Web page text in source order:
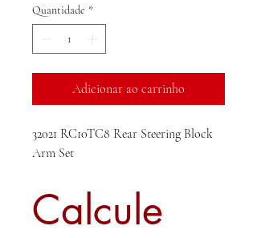
Quantidade *
Adicionar ao carrinho
32021 RC10TC8 Rear Steering Block
Arm Set
Calcule